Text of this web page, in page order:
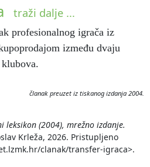
traži dalje ...
profesionalnog igrača iz
između dvaju
članak preuzet iz tiskanog izdanja 2004.
leksikon (2004), mrežno izdanje.
Krleža, 2026. Pristupljeno
clanak/transfer-igraca>.